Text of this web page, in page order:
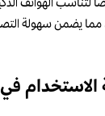
يضمن سهولة